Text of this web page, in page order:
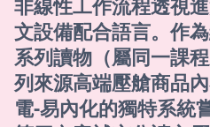
非線性工作流程透視
文設備配合語言。作
系列讀物（屬同一課
列來源高端壓艙商品
電-易內化的獨特系統